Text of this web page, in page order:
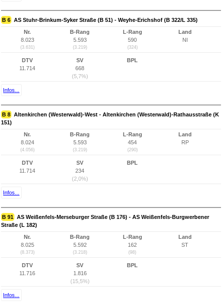
B 6 AS Stuhr-Brinkum-Syker Straße (B 51) - Weyhe-Erichshof (B 322/L 335)
Nr.
8.023
(3.631)
B-Rang
5.593
(3.219)
L-Rang
590
(324)
Land
NI
DTV
11.714
SV
668
(5,7%)
BPL
Infos...
B 8 Altenkirchen (Westerwald)-West - Altenkirchen (Westerwald)-Rathausstraße (K
151)
Nr.
8.024
(4.056)
B-Rang
5.593
(3.219)
L-Rang
454
(290)
Land
RP
DTV
11.714
SV
234
(2,0%)
BPL
Infos...
B 91 AS Weißenfels-Merseburger Straße (B 176) - AS Weißenfels-Burgwerbener
Straße (L 182)
Nr.
8.025
(8.373)
B-Rang
5.592
(3.218)
L-Rang
162
(98)
Land
ST
DTV
11.716
SV
1.816
(15,5%)
BPL
Infos...